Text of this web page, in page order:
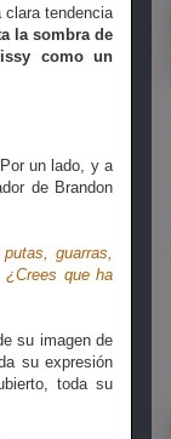
clara tendencia
la sombra de
como un
un lado, y a
de Brandon
guarras,
que ha
su imagen de
su expresión
toda su